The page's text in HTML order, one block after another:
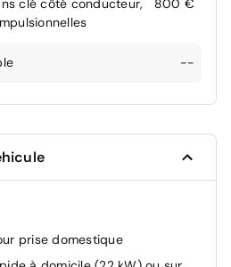
clé côté conducteur,
800 €
--
prise domestique